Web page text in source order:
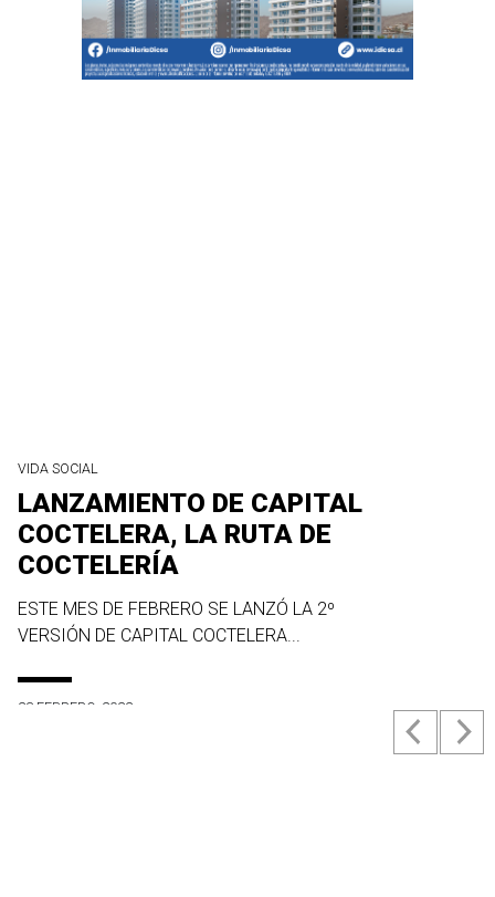
VIDA SOCIAL
LANZAMIENTO DE CAPITAL
COCTELERA, LA RUTA DE
COCTELERÍA
ESTE MES DE FEBRERO SE LANZÓ LA 2º
VERSIÓN DE CAPITAL COCTELERA...
23 FEBRERO, 2022